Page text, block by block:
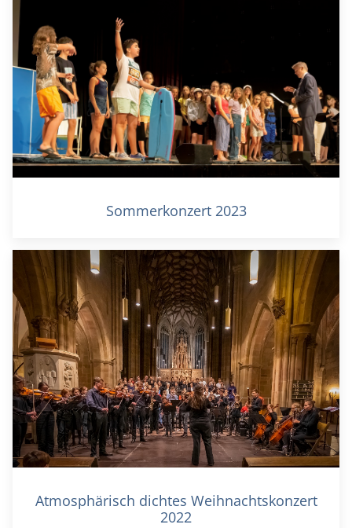
Sommerkonzert 2023
Atmosphärisch dichtes Weihnachtskonzert
2022